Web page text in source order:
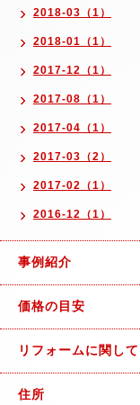
2018-03（1）
2018-01（1）
2017-12（1）
2017-08（1）
2017-04（1）
2017-03（2）
2017-02（1）
2016-12（1）
事例紹介
価格の目安
リフォームに関し
住所